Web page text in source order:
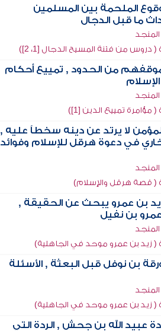
الملحمة بين المسلمين
ما قبل الدجال
من فتنة المسيح الدجال [1، 2])
من الحدود , تمييع أحكام
تمييع الدين [1])
لا يرتد عن دينه سخطاً عليه ,
في دعوة هرقل للإسلام وفوائد
قصة هرقل والإسلام)
بن عمرو يبحث عن الحقيقة ,
بن نفيل
زيد بن عمرو موحد في الجاهلية)
بن نوفل قبل البعثة , الأسئلة
زيد بن عمرو موحد في الجاهلية)
عبيد الله بن جحش , الردة التي